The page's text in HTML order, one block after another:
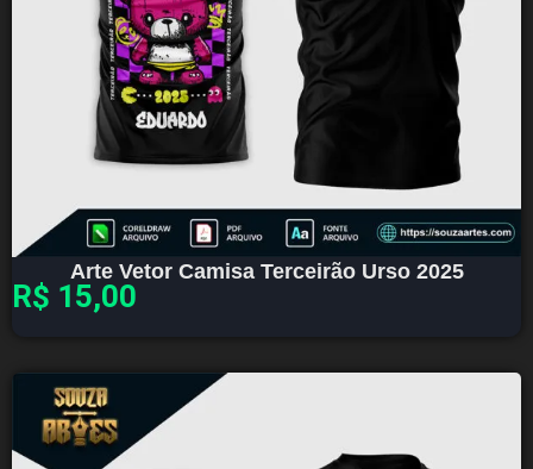
Arte Vetor Camisa Terceirão Urso 2025
R$ 15,00